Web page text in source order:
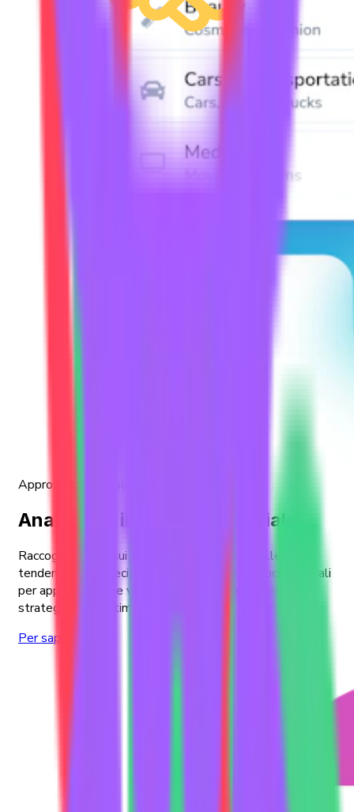
Approfondimenti sul settore
Analizzare il panorama sociale
Raccogliete dati sui benchmark di settore, sulle
tendenze geo-specifiche e sulle sfumature socioculturali
per approfondire le vostre analisi e perfezionare le
strategie di investimento.
Per saperne di più